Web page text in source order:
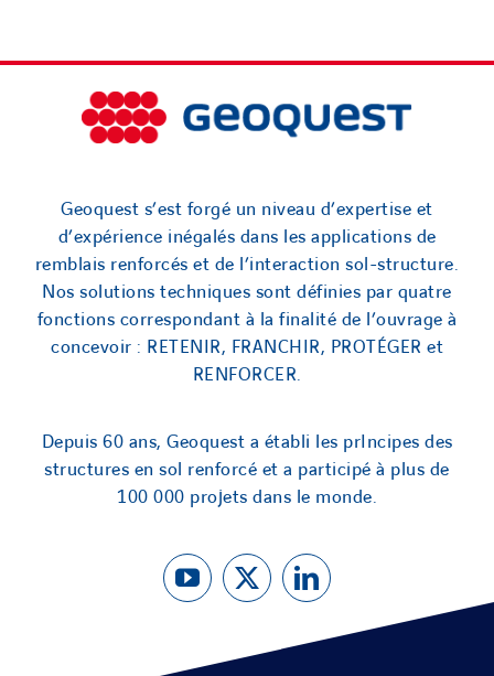
Geoquest s’est forgé un niveau d’expertise et
d’expérience inégalés dans les applications de
remblais renforcés et de l’interaction sol-structure.
Nos solutions techniques sont définies par quatre
fonctions correspondant à la finalité de l’ouvrage à
concevoir : RETENIR, FRANCHIR, PROTÉGER et
RENFORCER.
Depuis 60 ans, Geoquest a établi les prIncipes des
structures en sol renforcé et a participé à plus de
100 000 projets dans le monde.